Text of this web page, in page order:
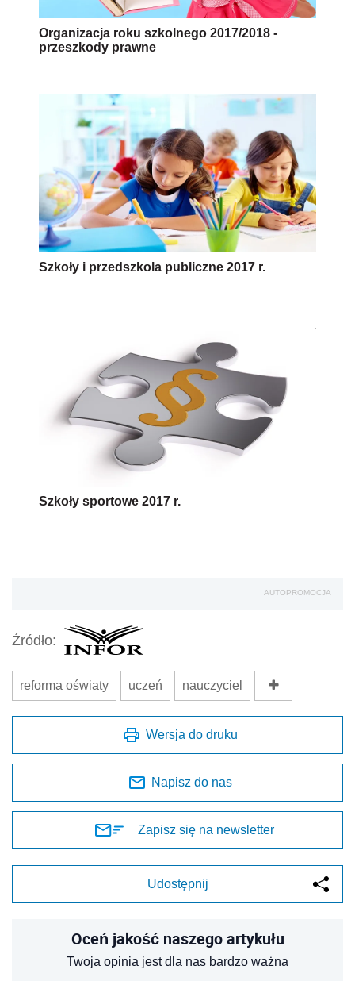
Organizacja roku szkolnego 2017/2018 -
przeszkody prawne
Szkoły i przedszkola publiczne 2017 r.
Szkoły sportowe 2017 r.
AUTOPROMOCJA
Źródło:
reforma oświaty uczeń nauczyciel
Wersja do druku
Napisz do nas
Zapisz się na newsletter
Udostępnij
Oceń jakość naszego artykułu
Twoja opinia jest dla nas bardzo ważna